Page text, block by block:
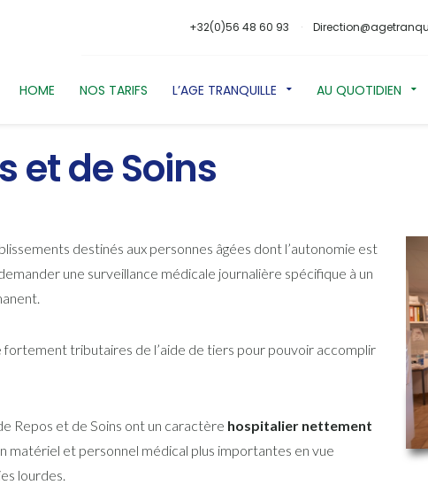
+32(0)56 48 60 93
HOME NOS TARIFS L’AGE TRANQUILLE AU QUOTIDIEN
et de Soins
destinés aux personnes âgées dont l’autonomie est
une surveillance médicale journalière spécifique à un
tributaires de l’aide de tiers pour pouvoir accomplir
Repos et de Soins ont un caractère hospitalier nettement
matériel et personnel médical plus importantes en vue
lourdes.